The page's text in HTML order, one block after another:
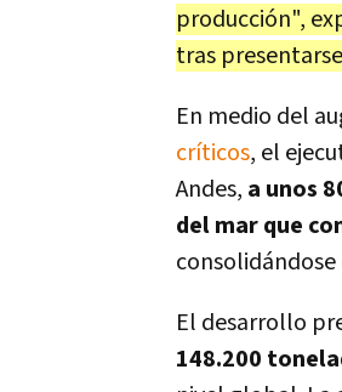
producción",
tras
En medio del
críticos, el
Andes, a unos
del mar que
El desarrollo
148.200